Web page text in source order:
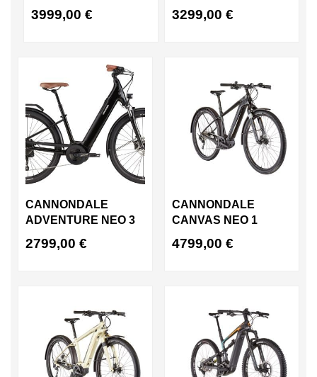
3999,00 € 3299,00 €
CANNONDALE
ADVENTURE NEO 3
2799,00 €
CANNONDALE
CANVAS NEO 1
4799,00 €